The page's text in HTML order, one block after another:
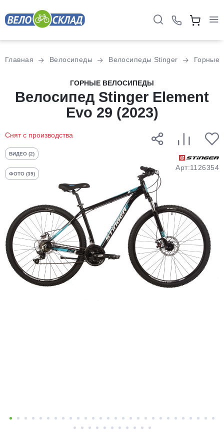
Главная Велосипеды Велосипеды Stinger Горные
ГОРНЫЕ ВЕЛОСИПЕДЫ
Велосипед Stinger Element
Evo 29 (2023)
Снят с производства
ВИДЕО (2)
ФОТО (39)
Арт:1126354
Разбейте
оплатуна части
без переплат
График платежей
Добавляйте товары
в корзину
Оплачивайте сегодня только